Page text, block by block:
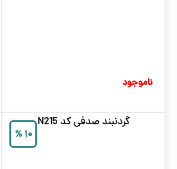
ناموجود
۱۰ %
گردنبند صدفی کد N215